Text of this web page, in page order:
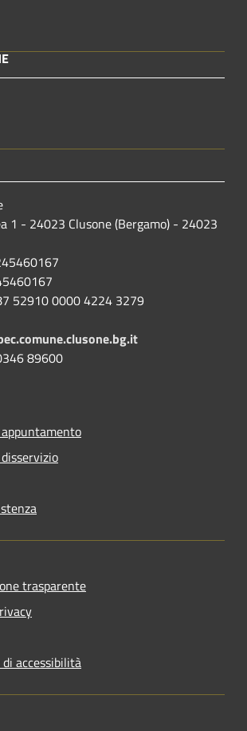
1 - 24023 Clusone (Bergamo) - 24023
52910 0000 4224 3279
89600
trasparente
accessibilità